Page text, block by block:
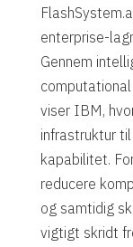
enterprise-
Gennem
viser IBM,
infrastruktur
kapabilitet.
reducere
og samtidig
vigtigt skridt